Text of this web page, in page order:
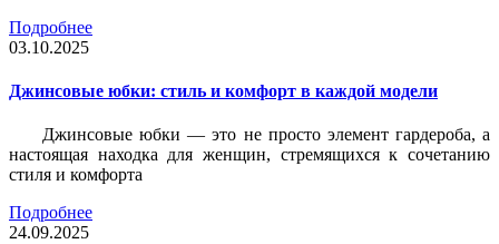
Подробнее
03.10.2025
Джинсовые юбки: стиль и комфорт в каждой модели
Джинсовые юбки — это не просто элемент гардероба, а
настоящая находка для женщин, стремящихся к сочетанию
стиля и комфорта
Подробнее
24.09.2025